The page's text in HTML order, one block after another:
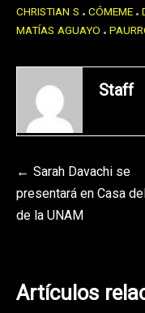
CHRISTIAN S CÓMEME
MATÍAS AGUAYO
Staff
Navegación
de
Sarah Davachi se
presentará en Casa
de la UNAM
Artículos